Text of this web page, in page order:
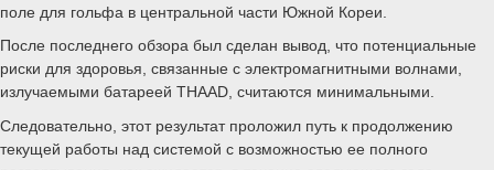
поле для гольфа в центральной части Южной Кореи.
После последнего обзора был сделан вывод, что потенциальные
риски для здоровья, связанные с электромагнитными волнами,
излучаемыми батареей THAAD, считаются минимальными.
Следовательно, этот результат проложил путь к продолжению
текущей работы над системой с возможностью ее полного